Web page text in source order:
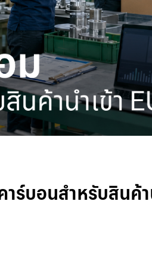
เกิดความผันผวน
บอนสำหรับสินค้า
เทศ
ความมั่นใจให้ลูกค้